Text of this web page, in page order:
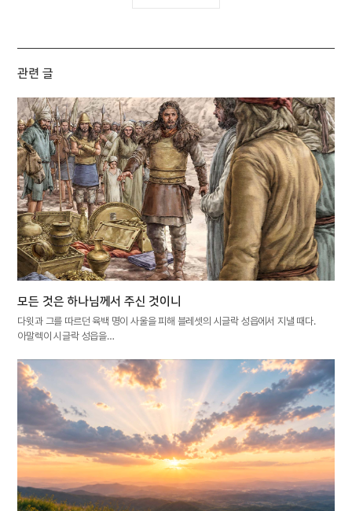
관련 글
모든 것은 하나님께서 주신 것이니
다윗과 그를 따르던 육백 명이 사울을 피해 블레셋의 시글락 성읍에서 지낼 때다.
아말렉이 시글락 성읍을…